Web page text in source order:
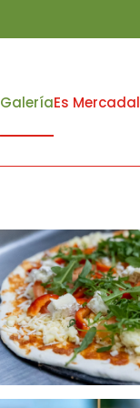
GaleríaEs Mercadal
+